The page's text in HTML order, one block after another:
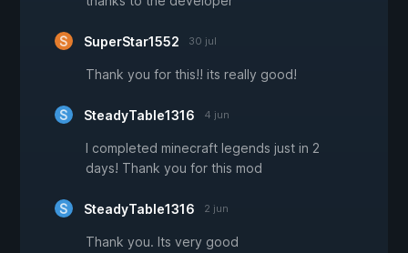
SuperStar1552 30 jul
Thank you for this!! its really good!
SteadyTable1316 4 jun
I completed minecraft legends just in 2
days! Thank you for this mod
SteadyTable1316 2 jun
Thank you. Its very good